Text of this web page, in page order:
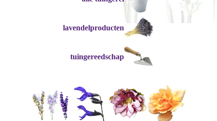
lavendelproducten
tuingereedschap